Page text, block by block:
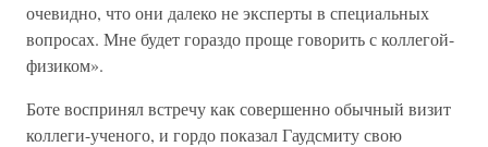
очевидно, что они далеко не эксперты в специальных
вопросах. Мне будет гораздо проще говорить с коллегой-
физиком».
Боте воспринял встречу как совершенно обычный визит
коллеги-ученого, и гордо показал Гаудсмиту свою